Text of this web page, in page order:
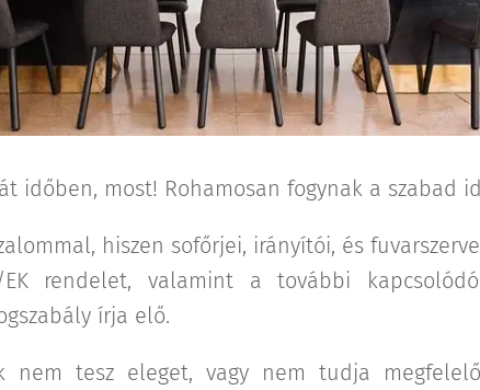
időben, most! Rohamosan fogynak a szabad
hiszen sofőrjei, irányítói, és
EK rendelet, valamint a további
írja elő.
nem tesz eleget, vagy nem tudja